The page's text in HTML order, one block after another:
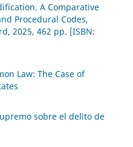
A Comparative
Procedural Codes,
2025, 462 pp. [ISBN:
Law: The Case of
sobre el delito de